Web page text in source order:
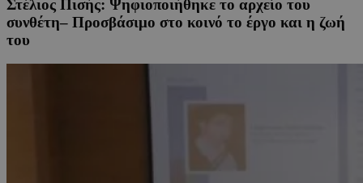
Στέλιος Πισής: Ψηφιοποιήθηκε το αρχείο του
συνθέτη– Προσβάσιμο στο κοινό το έργο και η ζωή
του